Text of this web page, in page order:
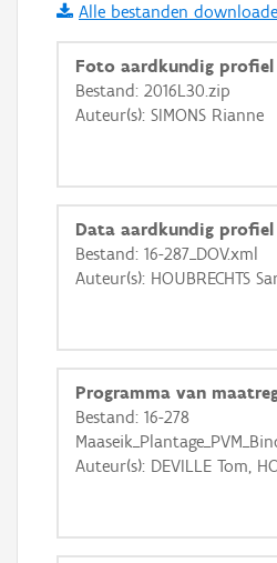
Ortho
GRB-Basiskaart
Alle bestanden
Foto aardkundig profiel
Bestand: 2016L30.zip
Auteur(s): SIMONS Rianne
Data aardkundig profiel
Bestand: 16-287_DOV.xml
Auteur(s): HOUBRECHTS
Programma van
Bestand: 16-278
Auteur(s): DEVILLE Tom,